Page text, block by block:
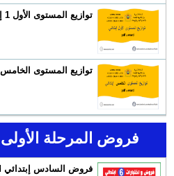
توازيع المستوى الأول 1 إبتدائي 2025-2026 word
توازيع المستوى الخامس 5 إبتدائي 2025-2026 word
فروض المرحلة الأولى
فروض السادس إبتدائي word و pdf